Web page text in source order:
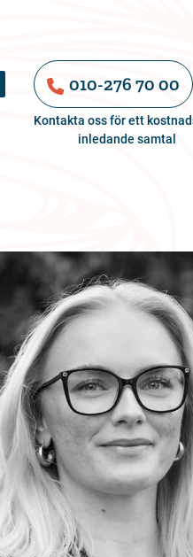
010-276 70 00
Kontakta oss för ett
inledande samtal